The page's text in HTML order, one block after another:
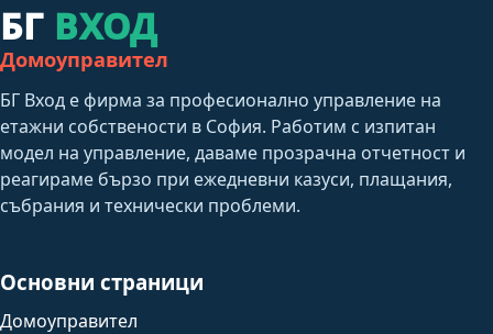
БГ ВХОД
Домоуправител
БГ Вход е фирма за професионално управление на
етажни собствености в София. Работим с изпитан
модел на управление, даваме прозрачна отчетност и
реагираме бързо при ежедневни казуси, плащания,
събрания и технически проблеми.
Основни страници
Домоуправител